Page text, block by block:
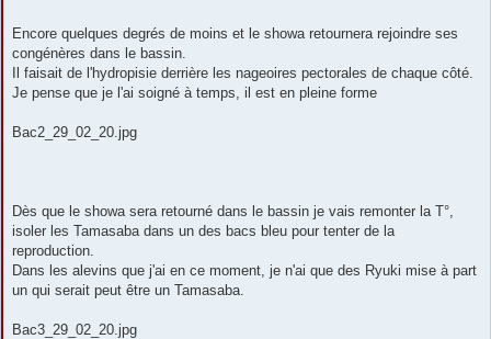
Encore quelques degrés de moins et le showa retournera rejoindre ses
congénères dans le bassin.
Il faisait de l'hydropisie derrière les nageoires pectorales de chaque côté.
Je pense que je l'ai soigné à temps, il est en pleine forme
Bac2_29_02_20.jpg
Dès que le showa sera retourné dans le bassin je vais remonter la T°,
isoler les Tamasaba dans un des bacs bleu pour tenter de la
reproduction.
Dans les alevins que j'ai en ce moment, je n'ai que des Ryuki mise à part
un qui serait peut être un Tamasaba.
Bac3_29_02_20.jpg